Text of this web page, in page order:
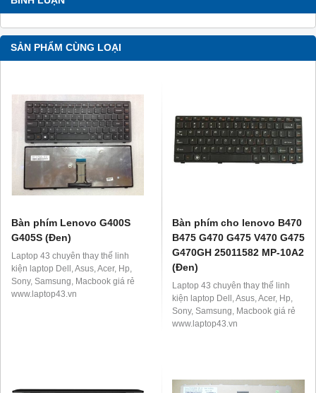
SẢN PHẨM CÙNG LOẠI
Bàn phím Lenovo G400S
G405S (Đen)
Laptop 43 chuyên thay thế linh
kiện laptop Dell, Asus, Acer, Hp,
Sony, Samsung, Macbook giá rẻ
www.laptop43.vn
Bàn phím cho lenovo B470
B475 G470 G475 V470 G475
G470GH 25011582 MP-10A2
(Đen)
Laptop 43 chuyên thay thế linh
kiện laptop Dell, Asus, Acer, Hp,
Sony, Samsung, Macbook giá rẻ
www.laptop43.vn